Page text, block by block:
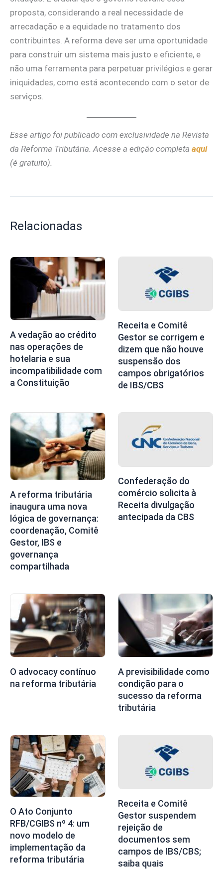
proposta, considerando a real necessidade de
arrecadação e a equidade no tratamento dos
contribuintes. A reforma deve ser uma oportunidade
para construir um sistema mais justo e eficiente, e
não uma ferramenta para perpetuar privilégios e gerar
iniquidades, como está acontecendo com o setor de
serviços.
Esse artigo foi publicado com exclusividade na Revista
da Reforma Tributária. Acesse a edição completa aqui
(é gratuito).
Relacionadas
A vedação ao crédito
nas operações de
hotelaria e sua
incompatibilidade com
a Constituição
Receita e Comitê
Gestor se corrigem e
dizem que não houve
suspensão dos
campos obrigatórios
de IBS/CBS
A reforma tributária
inaugura uma nova
lógica de governança:
coordenação, Comitê
Gestor, IBS e
governança
compartilhada
Confederação do
comércio solicita à
Receita divulgação
antecipada da CBS
O advocacy contínuo
na reforma tributária
A previsibilidade como
condição para o
sucesso da reforma
tributária
O Ato Conjunto
RFB/CGIBS nº 4: um
novo modelo de
implementação da
reforma tributária
Receita e Comitê
Gestor suspendem
rejeição de
documentos sem
campos de IBS/CBS;
saiba quais